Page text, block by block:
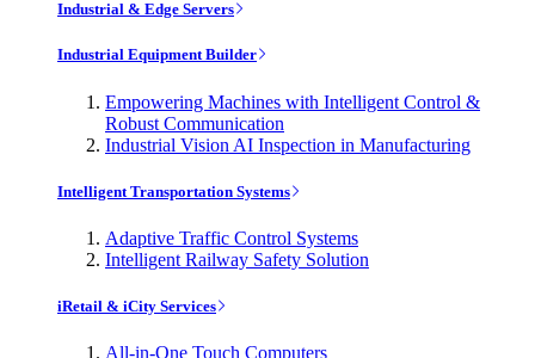
Industrial & Edge Servers
Industrial Equipment Builder
Empowering Machines with Intelligent Control &
Robust Communication
Industrial Vision AI Inspection in Manufacturing
Intelligent Transportation Systems
Adaptive Traffic Control Systems
Intelligent Railway Safety Solution
iRetail & iCity Services
All-in-One Touch Computers